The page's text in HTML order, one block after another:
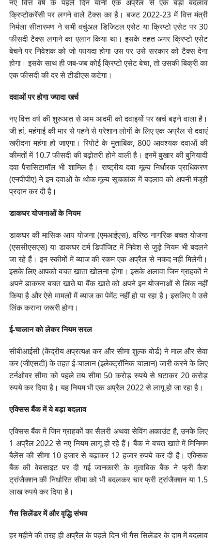
नए वित्त वर्ष के पहले दिन यानी एक अप्रैल से एक बड़ा बदलाव
क्रिप्टोकरेंसी पर लगने वाले टैक्स का है। बजट 2022-23 में वित्त मंत्री
निर्मला सीतारमण ने सभी वर्चुअल डिजिटल एसेट या क्रिप्टो एसेट पर 30
फीसदी टैक्स लगाने का एलान किया था। इसके तहत अगर क्रिप्टो एसेट
बेचने पर निवेशक को जो फायदा होगा उस पर उसे सरकार को टैक्स देना
होगा। इसके साथ ही जब-जब कोई क्रिप्टो एसेट बेचा, तो उसकी बिक्री का
एक फीसदी की दर से टीडीएस कटेगा।
दवाओं पर होगा ज्यादा खर्च
नए वित्त वर्ष की शुरुआत से आम आदमी को दवाइयों पर खर्च बढ़ने वाला है।
जी हां, महंगाई की मार से पहने से परेशान लोगों के लिए एक अप्रैल से दवाएं
खरीदना महंगा हो जाएगा। रिपोर्ट के मुताबिक, 800 आवश्यक दवाओं की
कीमतों में 10.7 फीसदी की बढ़ोतरी होने वाली है। इनमें बुखार की बुनियादी
दवा पैरासिटामॉल भी शामिल है। राष्ट्रीय दवा मूल्य निर्धारक प्राधिकरण
(एनपीपीए) ने इन दवाओं के थोक मूल्य सूचकांक में बदलाव को अपनी मंजूरी
प्रदान कर दी है।
डाकघर योजनाओं के नियम
डाकघर की मासिक आय योजना (एमआईएस), वरिष्ठ नागरिक बचत योजना
(एससीएसएस) या डाकघर टर्म डिपॉजिट में निवेश से जुड़े नियम भी बदलने
जा रहे हैं। इन स्कीमों में ब्याज की रकम एक अप्रैल से नकद नहीं मिलेगी।
इसके लिए आपको बचत खाता खोलना होगा। इसके अलावा जिन ग्राहकों ने
अपने डाकघर बचत खाते या बैंक खाते को अपने इन योजनाओं से लिंक नहीं
किया है और ऐसे मामलों में ब्याज का पेमेंट नहीं हो पा रहा है। इसलिए वे उसे
लिंक कराना जरूरी होगा।
ई-चालान को लेकर नियम सरल
सीबीआईसी (केंद्रीय अप्रत्यक्ष कर और सीमा शुल्क बोर्ड) ने माल और सेवा
कर (जीएसटी) के तहत ई-चालान (इलेक्ट्रॉनिक चालान) जारी करने के लिए
टर्नओवर सीमा को पहले तय सीमा 50 करोड़ रुपये से घटाकर 20 करोड़
रुपये कर दिया है। यह नियम भी एक अप्रैल 2022 से लागू हो जा रहा है।
एक्सिस बैंक में ये बड़ा बदलाव
एक्सिस बैंक में जिन ग्राहकों का सैलरी अथवा सेविंग अकाउंट है, उनके लिए
1 अप्रैल 2022 से नए नियम लागू हो रहे हैं। बैंक ने बचत खाते में मिनिमम
बैलेंस की सीमा 10 हजार से बढ़ाकर 12 हजार रुपये कर दी है। एक्सिक
बैंक की वेबसाइट पर दी गई जानकारी के मुताबिक बैंक ने फ्री कैश
ट्रांजैक्शन की निर्धारित सीमा को भी बदलकर चार फ्री ट्रांजैक्शन या 1.5
लाख रुपये कर दिया है।
गैस सिलेंडर में और वृद्धि संभव
हर महीने की तरह ही अप्रैल के पहले दिन भी गैस सिलेंडर के दाम में बदलाव